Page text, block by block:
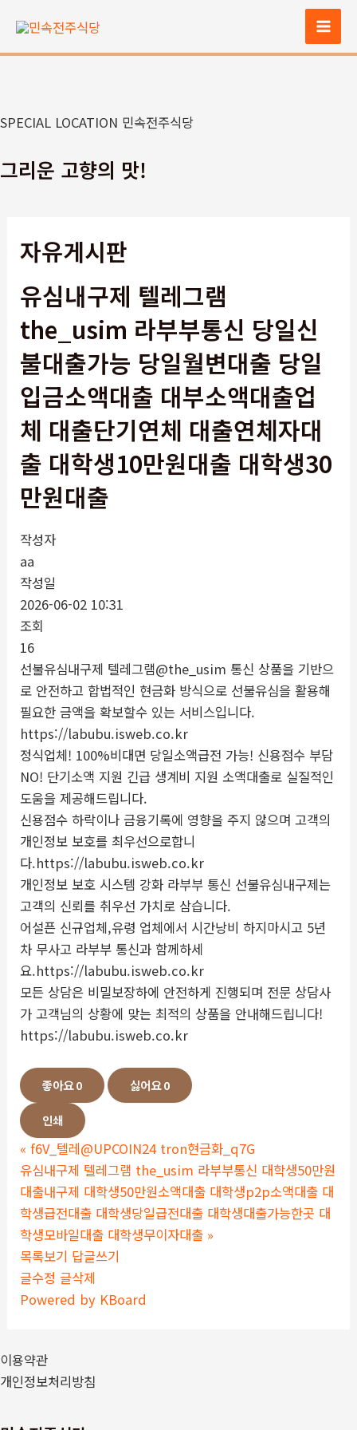
츠
너
기
Main
SPECIAL LOCATION 민속전주식당
그리운 고향의 맛!
자유게시판
유심내구제 텔레그램
the_usim 라부부통신 당일신
불대출가능 당일월변대출 당일
입금소액대출 대부소액대출업
체 대출단기연체 대출연체자대
출 대학생10만원대출 대학생30
만원대출
작성자
aa
작성일
2026-06-02 10:31
조회
16
선불유심내구제 텔레그램@the_usim 통신 상품을 기반으
로 안전하고 합법적인 현금화 방식으로 선불유심을 활용해
필요한 금액을 확보할수 있는 서비스입니다.
https://labubu.isweb.co.kr
정식업체! 100%비대면 당일소액급전 가능! 신용점수 부담
NO! 단기소액 지원 긴급 생계비 지원 소액대출로 실질적인
도움을 제공해드립니다.
신용점수 하락이나 금융기록에 영향을 주지 않으며 고객의
개인정보 보호를 최우선으로합니
다.https://labubu.isweb.co.kr
개인정보 보호 시스템 강화 라부부 통신 선불유심내구제는
고객의 신뢰를 취우선 가치로 삼습니다.
어설픈 신규업체,유령 업체에서 시간낭비 하지마시고 5년
차 무사고 라부부 통신과 함께하세
요.https://labubu.isweb.co.kr
모든 상담은 비밀보장하에 안전하게 진행되며 전문 상담사
가 고객님의 상황에 맞는 최적의 상품을 안내해드립니다!
https://labubu.isweb.co.kr
좋아요0 싫어요0
인쇄
« f6V_텔레@UPCOIN24 tron현금화_q7G
유심내구제 텔레그램 the_usim 라부부통신 대학생50만원
대출내구제 대학생50만원소액대출 대학생p2p소액대출 대
학생급전대출 대학생당일급전대출 대학생대출가능한곳 대
학생모바일대출 대학생무이자대출 »
목록보기 답글쓰기
글수정 글삭제
Powered by KBoard
이용약관
개인정보처리방침